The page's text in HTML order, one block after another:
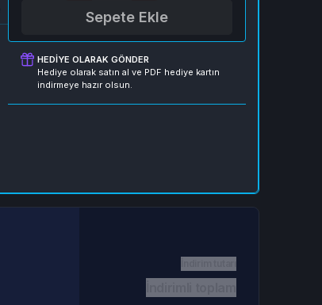
Sepete Ekle
HEDIYE OLARAK GÖNDER
Hediye olarak satın al ve PDF hediye kartın
indirmeye hazır olsun.